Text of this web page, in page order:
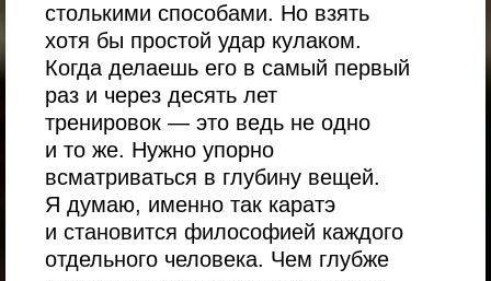
столькими способами. Но взять
хотя бы простой удар кулаком.
Когда делаешь его в самый первый
раз и через десять лет
тренировок — это ведь не одно
и то же. Нужно упорно
всматриваться в глубину вещей.
Я думаю, именно так каратэ
и становится философией каждого
отдельного человека. Чем глубже